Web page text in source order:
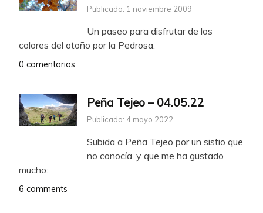
Publicado: 1 noviembre 2009
Un paseo para disfrutar de los
colores del otoño por la Pedrosa.
0 comentarios
Peña Tejeo – 04.05.22
Publicado: 4 mayo 2022
Subida a Peña Tejeo por un sistio que
no conocía, y que me ha gustado
mucho:
6 comments